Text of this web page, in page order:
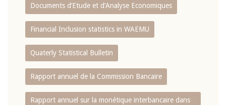
Documents d’Etude et d’Analyse Economiques
Financial Inclusion statistics in WAEMU
Quaterly Statistical Bulletin
Rapport annuel de la Commission Bancaire
Rapport annuel sur la monétique interbancaire dans